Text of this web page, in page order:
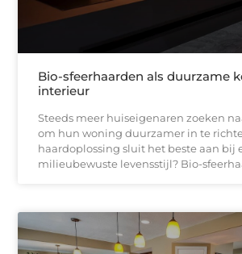
Bio-sfeerhaarden als duurzame
interieur
Steeds meer huiseigenaren zoeken
om hun woning duurzamer in te
haardoplossing sluit het beste aan bij
milieubewuste levensstijl? Bio-